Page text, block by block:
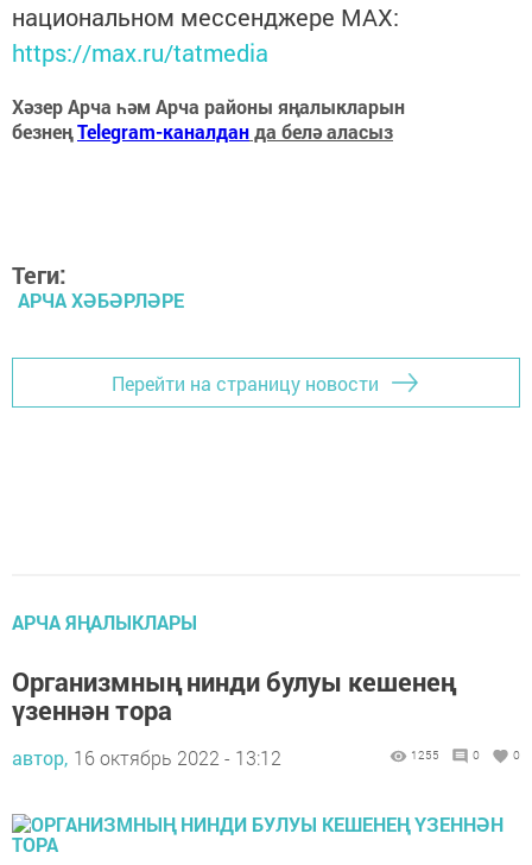
национальном мессенджере MАХ:
https://max.ru/tatmedia
Хәзер Арча һәм Арча районы яңалыкларын
безнеңTelegram-каналданда белә аласыз
Теги:
АРЧА ХӘБӘРЛӘРЕ
Перейти на страницу новости
АРЧА ЯҢАЛЫКЛАРЫ
Организмның нинди булуы кешенең
үзеннән тора
автор, 16 октябрь 2022 - 13:12 1255 0 0